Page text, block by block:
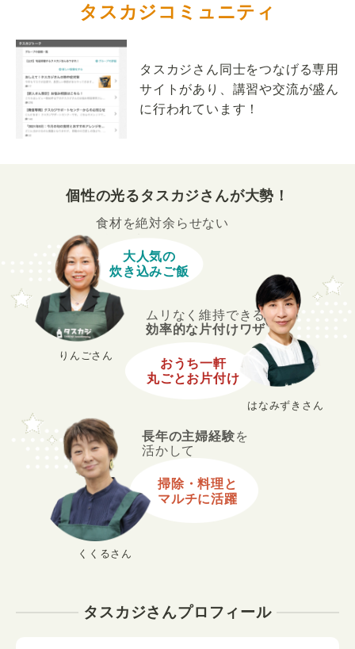
タスカジコミュニティ
タスカジさん同士をつなげる専用
サイトがあり、講習や交流が盛ん
に行われています！
個性の光るタスカジさんが大勢！
くくるさん
長年の主婦経験を
活かして
掃除・料理と
マルチに活躍
りんごさん
食材を絶対余らせない
大人気の
炊き込みご飯
はなみずきさん
ムリなく維持できる
効率的な片付けワザ
おうち一軒
丸ごとお片付け
タスカジさんプロフィール